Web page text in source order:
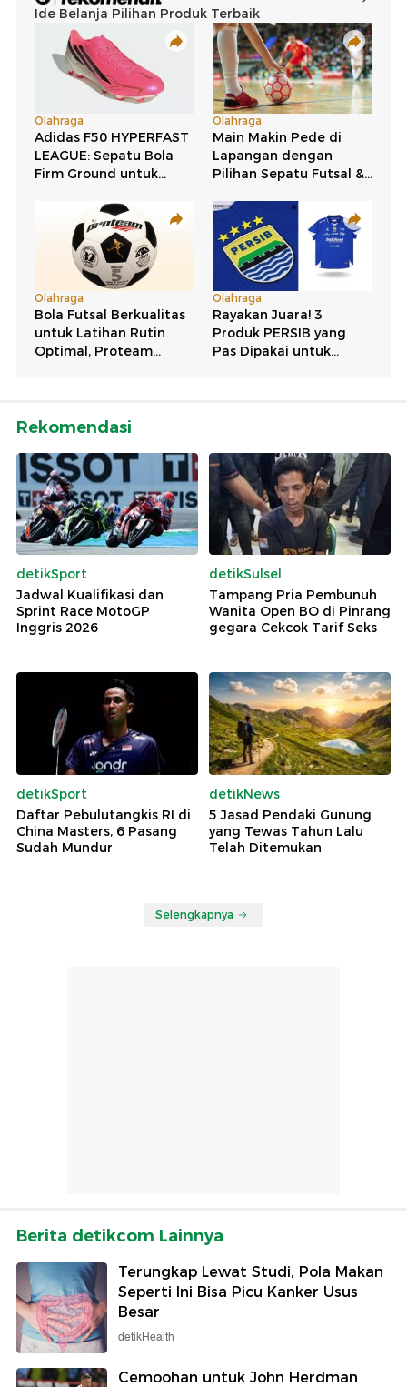
Rekomendasi
detikSport
Jadwal Kualifikasi dan
Sprint Race MotoGP
Inggris 2026
detikSulsel
Tampang Pria Pembunuh
Wanita Open BO di Pinrang
gegara Cekcok Tarif Seks
detikSport
Daftar Pebulutangkis RI di
China Masters, 6 Pasang
Sudah Mundur
detikNews
5 Jasad Pendaki Gunung
yang Tewas Tahun Lalu
Telah Ditemukan
Selengkapnya
Berita detikcom Lainnya
Terungkap Lewat Studi, Pola Makan
Seperti Ini Bisa Picu Kanker Usus
Besar
detikHealth
Cemoohan untuk John Herdman